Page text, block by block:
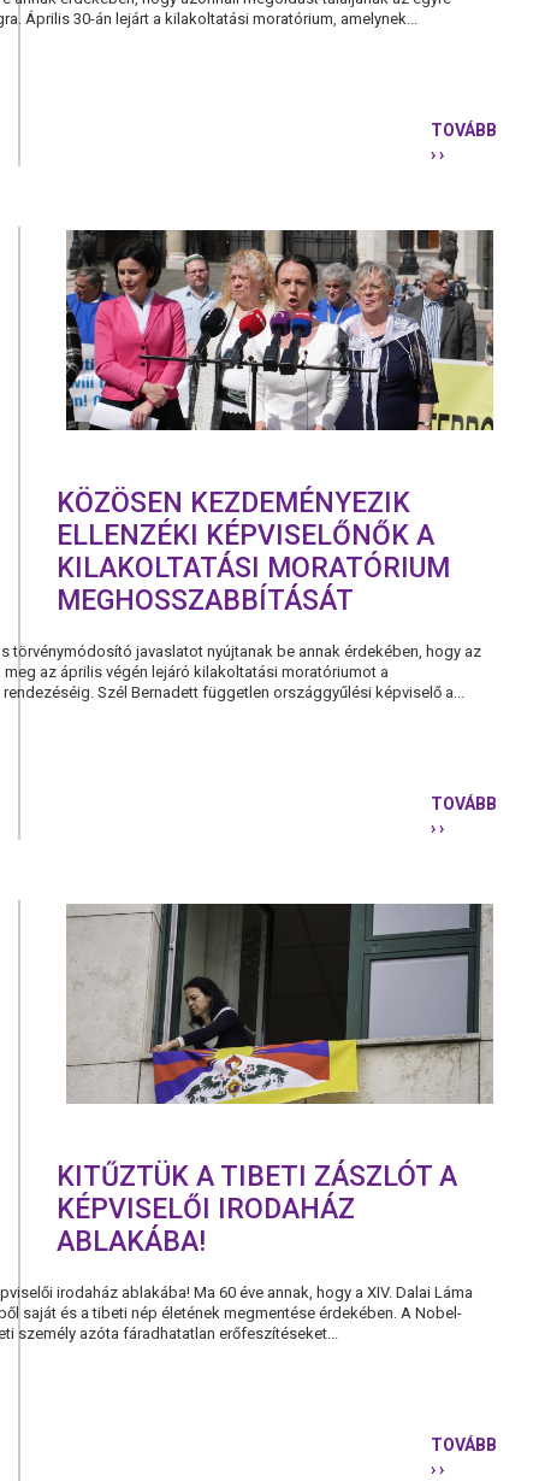
Április 30-án lejárt a kilakoltatási moratórium, amelynek...
TOVÁBB
› ›
ÜLÉST
A
LAKHATÁSI
VÁLSÁG
KÖZÖSEN KEZDEMÉNYEZIK
ELLENZÉKI KÉPVISELŐNŐK A
KILAKOLTATÁSI MORATÓRIUM
MEGHOSSZABBÍTÁSÁT
törvénymódosító javaslatot nyújtanak be annak érdekében, hogy az
az április végén lejáró kilakoltatási moratóriumot a
Szél Bernadett független országgyűlési képviselő a...
TOVÁBB
› ›
KITŰZTÜK A TIBETI ZÁSZLÓT A
KÉPVISELŐI IRODAHÁZ
ABLAKÁBA!
irodaház ablakába! Ma 60 éve annak, hogy a XIV. Dalai Láma
saját és a tibeti nép életének megmentése érdekében. A Nobel-
személy azóta fáradhatatlan erőfeszítéseket...
TOVÁBB
› ›